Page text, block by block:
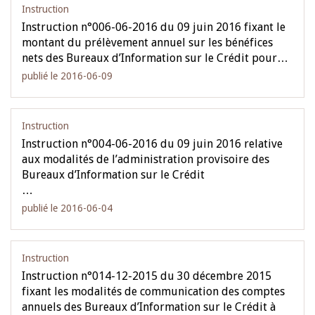
Instruction
Instruction n°006-06-2016 du 09 juin 2016 fixant le
montant du prélèvement annuel sur les bénéfices
nets des Bureaux d’Information sur le Crédit pour…
publié le 2016-06-09
Instruction
Instruction n°004-06-2016 du 09 juin 2016 relative
aux modalités de l’administration provisoire des
Bureaux d’Information sur le Crédit
…
publié le 2016-06-04
Instruction
Instruction n°014-12-2015 du 30 décembre 2015
fixant les modalités de communication des comptes
annuels des Bureaux d’Information sur le Crédit à